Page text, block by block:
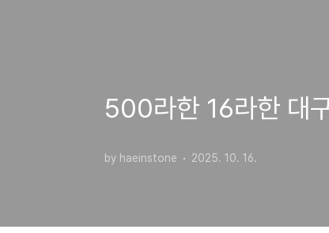
500라한 16라한 대
by haeinstone 2025. 10. 16.